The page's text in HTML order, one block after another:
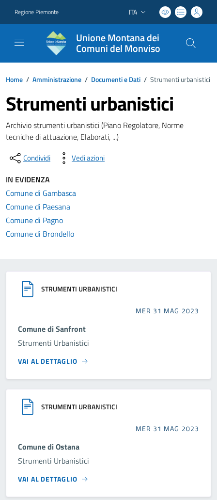
Regione Piemonte Lingua attiva:
ITA
Unione Montana dei
Comuni del Monviso
Home / Amministrazione / Documenti e Dati / Strumenti urbanistici
Strumenti urbanistici
Archivio strumenti urbanistici (Piano Regolatore, Norme
tecniche di attuazione, Elaborati, ...)
Condividi Vedi azioni
IN EVIDENZA
Comune di Gambasca
Comune di Paesana
Comune di Pagno
Comune di Brondello
STRUMENTI URBANISTICI
MER 31 MAG 2023
Comune di Sanfront
Strumenti Urbanistici
VAI AL DETTAGLIO
STRUMENTI URBANISTICI
MER 31 MAG 2023
Comune di Ostana
Strumenti Urbanistici
VAI AL DETTAGLIO